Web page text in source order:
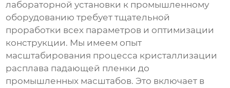
лабораторной установки к промышленному
оборудованию требует тщательной
проработки всех параметров и оптимизации
конструкции. Мы имеем опыт
масштабирования процесса кристаллизации
расплава падающей пленки до
промышленных масштабов. Это включает в